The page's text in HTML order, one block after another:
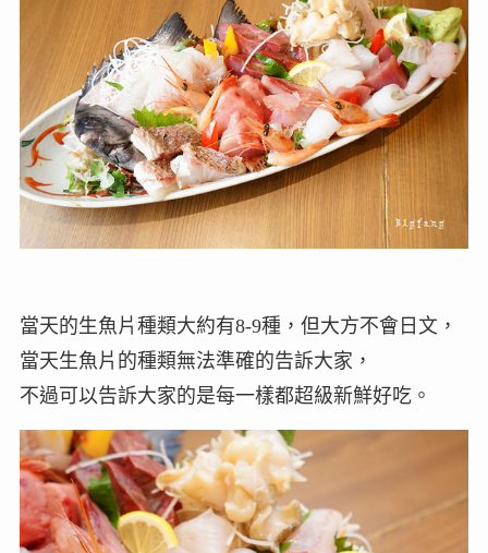
當天的生魚片種類大約有8-9種，但大方不會日文，
當天生魚片的種類無法準確的告訴大家，
不過可以告訴大家的是每一樣都超級新鮮好吃。